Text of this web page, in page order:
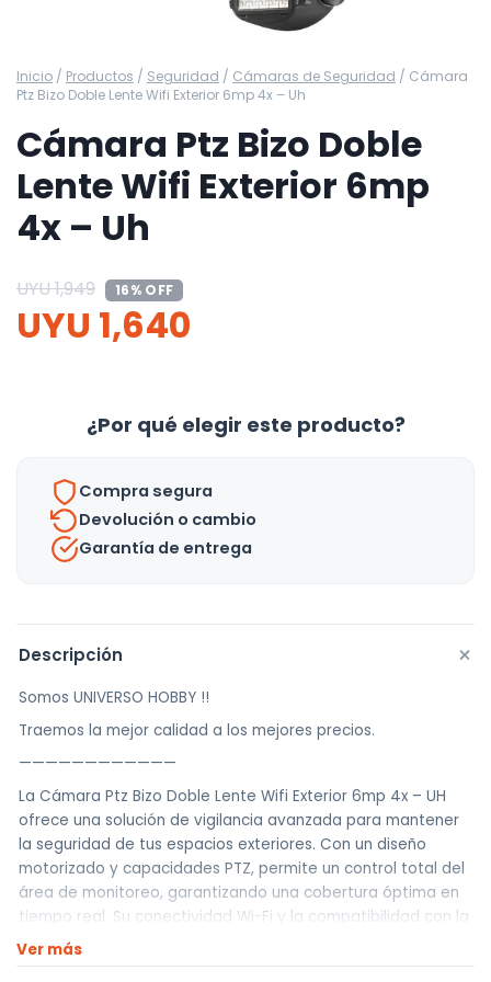
Inicio / Productos / Seguridad / Cámaras de Seguridad / Cámara
Ptz Bizo Doble Lente Wifi Exterior 6mp 4x – Uh
Cámara Ptz Bizo Doble
Lente Wifi Exterior 6mp
4x – Uh
UYU1,949 16% OFF
UYU 1,640
¿Por qué elegir este producto?
Compra segura
Devolución o cambio
Garantía de entrega
Descripción +
Somos UNIVERSO HOBBY !!
Traemos la mejor calidad a los mejores precios.
————————————
La Cámara Ptz Bizo Doble Lente Wifi Exterior 6mp 4x – UH
ofrece una solución de vigilancia avanzada para mantener
la seguridad de tus espacios exteriores. Con un diseño
motorizado y capacidades PTZ, permite un control total del
área de monitoreo, garantizando una cobertura óptima en
tiempo real. Su conectividad Wi-Fi y la compatibilidad con la
aplicación iCSEE facilitan la gestión de la cámara desde
cualquier lugar.
Ver más